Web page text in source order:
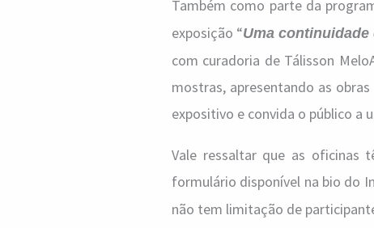
Também como parte da
exposição “Uma
com curadoria de Tálisson
mostras, apresentando as
expositivo e convida o público a
Vale ressaltar que as oficinas
formulário disponível na bio do
não tem limitação de